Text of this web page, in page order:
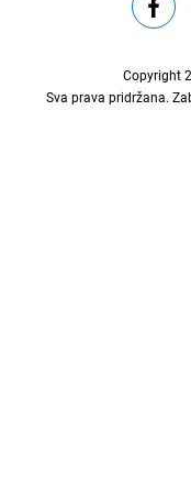
Copyright
Sva prava pridržana.